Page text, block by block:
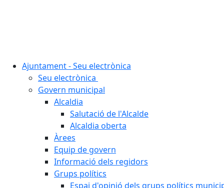
Ajuntament - Seu electrònica
Seu electrònica
Govern municipal
Alcaldia
Salutació de l'Alcalde
Alcaldia oberta
Àrees
Equip de govern
Informació dels regidors
Grups polítics
Espai d'opinió dels grups polítics